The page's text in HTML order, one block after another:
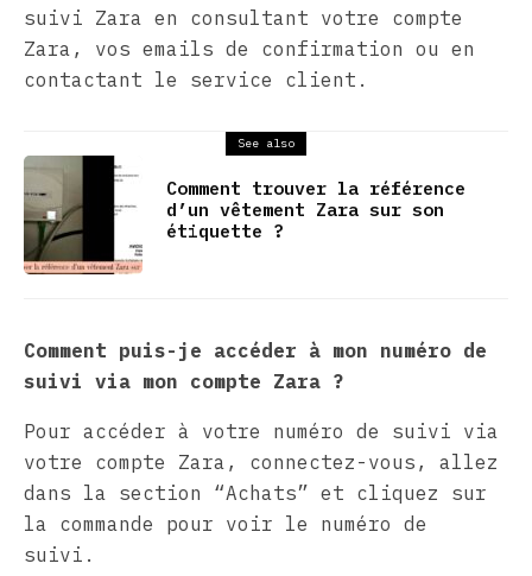
suivi Zara en consultant votre compte
Zara, vos emails de confirmation ou en
contactant le service client.
See also
Comment trouver la référence
d’un vêtement Zara sur son
étiquette ?
Comment puis-je accéder à mon numéro de
suivi via mon compte Zara ?
Pour accéder à votre numéro de suivi via
votre compte Zara, connectez-vous, allez
dans la section “Achats” et cliquez sur
la commande pour voir le numéro de
suivi.